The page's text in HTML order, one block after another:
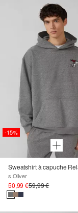
-15%
s.Oliver
50,99 €59,99 €